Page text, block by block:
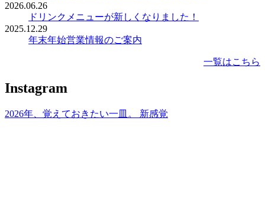
2026.06.26
ドリンクメニューが新しくなりました！
2025.12.29
年末年始営業情報のご案内
一覧はこちら
Instagram
2026年、覚えておきたい一皿。 新感覚